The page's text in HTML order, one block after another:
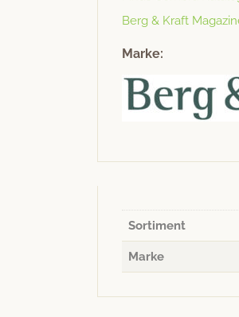
Berg & Kraft
Marke:
Sortiment
Marke